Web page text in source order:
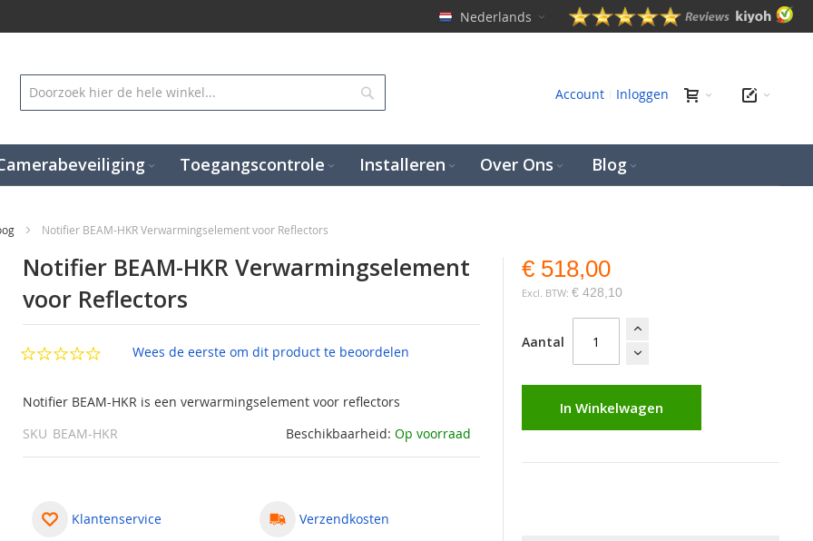
Nederlands
Account Inloggen
Toegangscontrole Installeren Over Ons Blog
Notifier BEAM-HKR Verwarmingselement voor Reflectors
Notifier BEAM-HKR Verwarmingselement
voor Reflectors
Wees de eerste om dit product te beoordelen
Notifier BEAM-HKR is een verwarmingselement voor reflectors
Beschikbaarheid: Op voorraad
SKU BEAM-HKR
Klantenservice Verzendkosten
€ 518,00
€ 428,10
Aantal
In Winkelwagen